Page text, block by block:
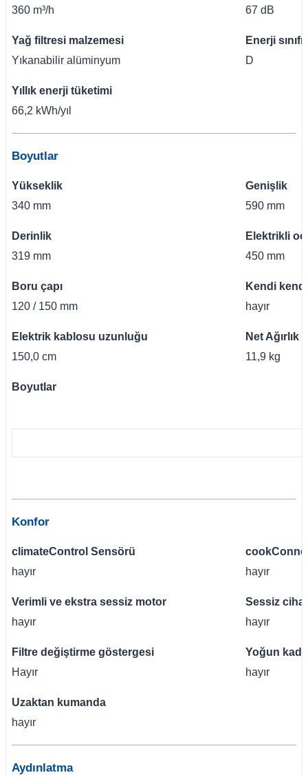
360 m³/h
67 dB
Yağ filtresi malzemesi
Yıkanabilir alüminyum
Enerji sınıfı
D
Yıllık enerji tüketimi
66,2 kWh/yıl
Boyutlar
Yükseklik
340 mm
Genişlik
590 mm
Derinlik
319 mm
Elektrikli
450 mm
Boru çapı
120 / 150 mm
Kendi
hayır
Elektrik kablosu uzunluğu
150,0 cm
Net Ağırlık
11,9 kg
Boyutlar
önceki
Konfor
climateControl Sensörü
hayır
hayır
Verimli ve ekstra sessiz motor
hayır
Sessiz
hayır
Filtre değiştirme göstergesi
Hayır
Yoğun
hayır
Uzaktan kumanda
hayır
Aydınlatma